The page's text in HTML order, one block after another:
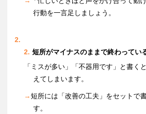
行動を一言足しましょう。
短所がマイナスのままで終わってい
「ミスが多い」「不器用です」と書く
えてしまいます。
→短所には「改善の工夫」をセットで
す。